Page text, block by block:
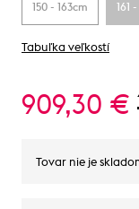
150 - 163cm 161
Tabuľka veľkostí
909,30 €
Tovar nie je